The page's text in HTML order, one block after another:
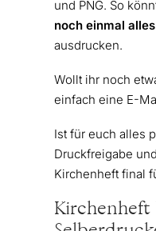
und PNG. So
noch einmal
ausdrucken.
Wollt ihr noch
einfach eine E-
Ist für euch alles
Druckfreigabe
Kirchenheft final
Kirchenheft